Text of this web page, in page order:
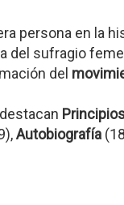
persona en la
del sufragio
del
Autobiografía